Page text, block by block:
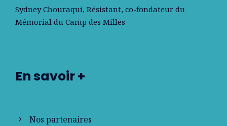
Sydney Chouraqui, Résistant, co-fondateur du
Mémorial du Camp des Milles
En savoir +
Nos partenaires